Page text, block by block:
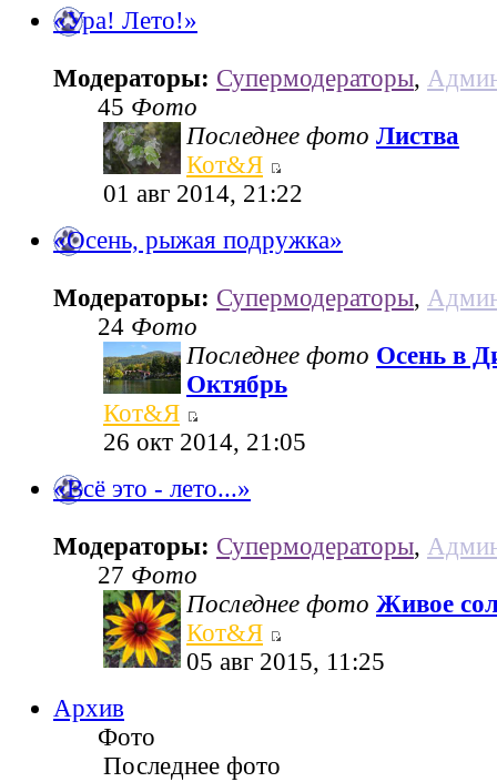
«Ура! Лето!»
Модераторы: Супермодераторы,
45 Фото
Последнее фото Листва
Кот&Я
01 авг 2014, 21:22
«Осень, рыжая подружка»
Модераторы: Супермодераторы,
24 Фото
Последнее фото Осень в
Октябрь
Кот&Я
26 окт 2014, 21:05
«Всё это - лето...»
Модераторы: Супермодераторы,
27 Фото
Последнее фото Живое
Кот&Я
05 авг 2015, 11:25
Архив
Фото
Последнее фото